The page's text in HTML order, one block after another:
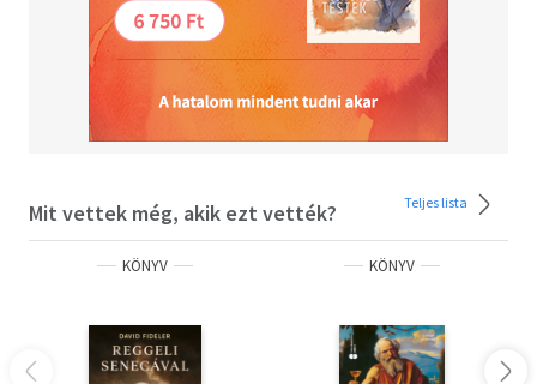
Mit vettek még, akik ezt vették? Teljes lista
KÖNYV KÖNYV